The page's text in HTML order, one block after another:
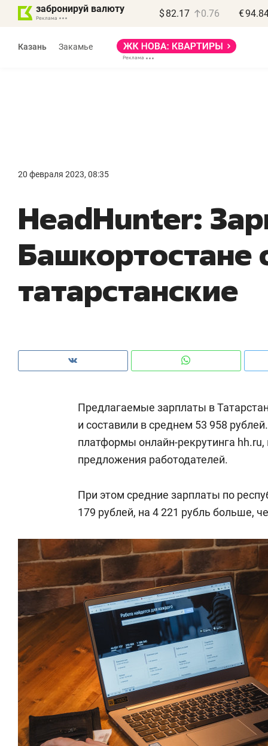
забронируй валюту $ 82.17 0.76 €
Казань Закамье
20 февраля 2023, 08:35
HeadHunter:
Башкортостане
татарстанские
Предлагаемые зарплаты в
и составили в среднем 53 958
платформы онлайн-рекрутинга
предложения работодателей.
При этом средние зарплаты по
179 рублей, на 4 221 рубль больше,
правил, бизнес может
потерять минимум
Как бизнесу выйти на зарубежные
чем интересен Оман?
Как ГК «МИР ГРУПП» и ВТБ
создают оазис жилого
150
ID вместо